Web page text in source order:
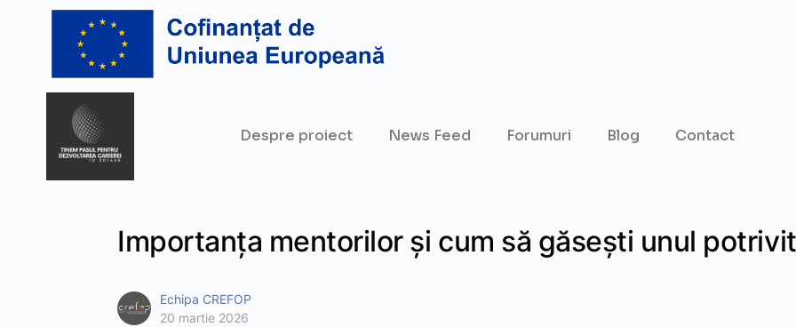
Despre proiect News Feed Forumuri Blog Contact
Importanța mentorilor și cum să găsești unul potrivit
Echipa CREFOP
20 martie 2026